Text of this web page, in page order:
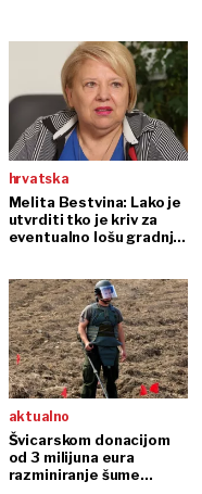
hrvatska
Melita Bestvina: Lako je
utvrditi tko je kriv za
eventualno lošu gradnju
aktualno
Švicarskom donacijom
od 3 milijuna eura
razminiranje šume